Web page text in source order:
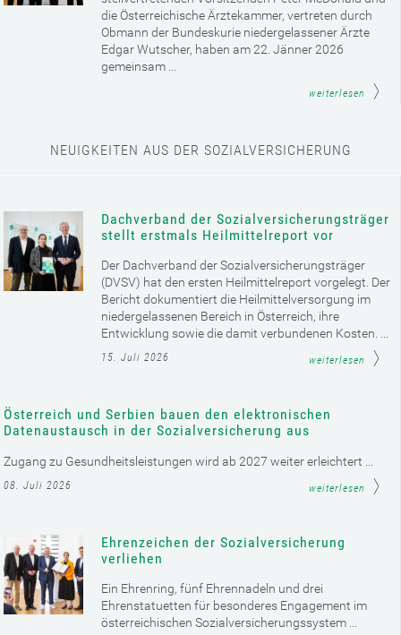
die Österreichische Ärztekammer, vertreten durch
Obmann der Bundeskurie niedergelassener Ärzte
Edgar Wutscher, haben am 22. Jänner 2026
gemeinsam ...
weiterlesen
NEUIGKEITEN AUS DER SOZIALVERSICHERUNG
Dachverband der Sozialversicherungsträger
stellt erstmals Heilmittelreport vor
Der Dachverband der Sozialversicherungsträger
(DVSV) hat den ersten Heilmittelreport vorgelegt. Der
Bericht dokumentiert die Heilmittelversorgung im
niedergelassenen Bereich in Österreich, ihre
Entwicklung sowie die damit verbundenen Kosten. ...
15. Juli 2026 weiterlesen
Österreich und Serbien bauen den elektronischen
Datenaustausch in der Sozialversicherung aus
Zugang zu Gesundheitsleistungen wird ab 2027 weiter erleichtert ...
08. Juli 2026 weiterlesen
Ehrenzeichen der Sozialversicherung
verliehen
Ein Ehrenring, fünf Ehrennadeln und drei
Ehrenstatuetten für besonderes Engagement im
österreichischen Sozialversicherungssystem ...